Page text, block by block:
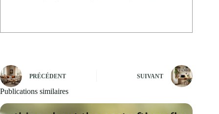
PRÉCÉDENT SUIVANT
Publications similaires